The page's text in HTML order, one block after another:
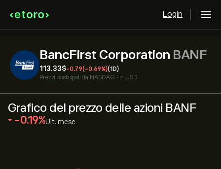
Login
BancFirst Corporation BANF
113.33‎$‎-0.79(-0.69%)(1D)
Prezzi posticipati da NASDAQ • in USD
Grafico del prezzo delle azioni BANF
‎-0.19‎ Ult. mese